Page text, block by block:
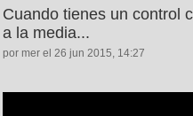
Cuando tienes un control
a la media...
por mer el 26 jun 2015, 14:27